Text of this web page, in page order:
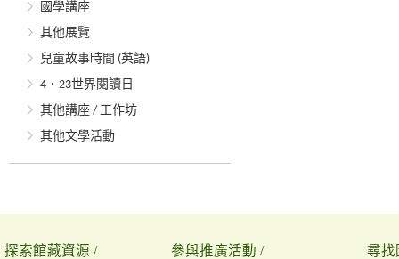
國學講座
其他展覽
兒童故事時間 (英語)
4．23世界閱讀日
其他講座 / 工作坊
其他文學活動
探索館藏資源 / 參與推廣活動 / 尋找